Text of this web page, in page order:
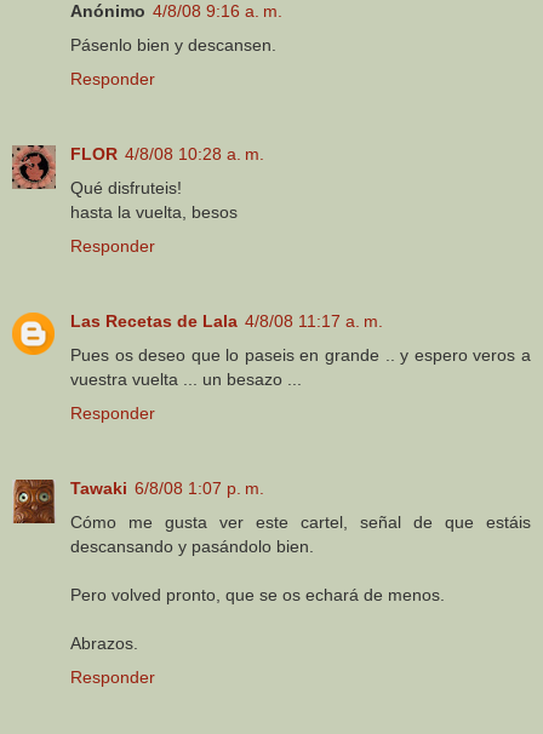
Anónimo 4/8/08 9:16 a. m.
Pásenlo bien y descansen.
Responder
FLOR 4/8/08 10:28 a. m.
Qué disfruteis!
hasta la vuelta, besos
Responder
Las Recetas de Lala 4/8/08 11:17 a. m.
Pues os deseo que lo paseis en grande .. y espero veros a
vuestra vuelta ... un besazo ...
Responder
Tawaki 6/8/08 1:07 p. m.
Cómo me gusta ver este cartel, señal de que estáis
descansando y pasándolo bien.
Pero volved pronto, que se os echará de menos.
Abrazos.
Responder